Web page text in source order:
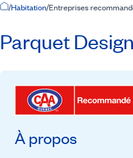
Accueil
/Habitation/Entreprises
Parquet
À propos